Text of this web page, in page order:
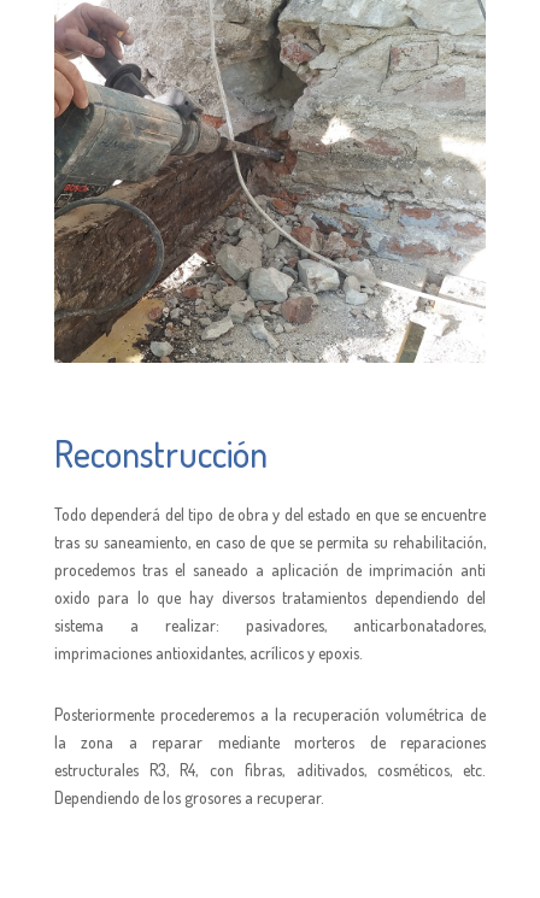
Reconstrucción
Todo dependerá del tipo de obra y del estado en que se encuentre
tras su saneamiento, en caso de que se permita su rehabilitación,
procedemos tras el saneado a aplicación de imprimación anti
oxido para lo que hay diversos tratamientos dependiendo del
sistema a realizar: pasivadores, anticarbonatadores,
imprimaciones antioxidantes, acrílicos y epoxis.
Posteriormente procederemos a la recuperación volumétrica de
la zona a reparar mediante morteros de reparaciones
estructurales R3, R4, con fibras, aditivados, cosméticos, etc.
Dependiendo de los grosores a recuperar.